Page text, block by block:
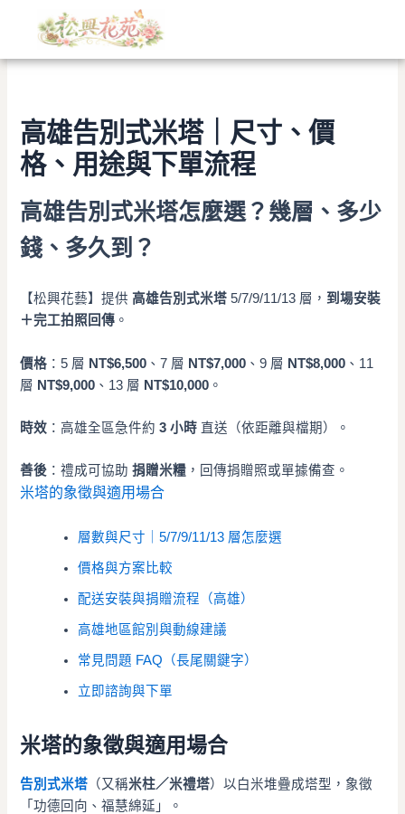
類
高雄告別式米塔｜尺寸、價
格、用途與下單流程
高雄告別式米塔怎麼選？幾層、多少
錢、多久到？
【松興花藝】提供高雄告別式米塔 5/7/9/11/13 層， 到場安裝
＋完工拍照回傳 。
價格 ：5 層 NT$6,500 、7 層 NT$7,000 、9 層 NT$8,000 、11
層 NT$9,000 、13 層 NT$10,000 。
時效 ：高雄全區急件約3 小時 直送（依距離與檔期）。
善後 ：禮成可協助捐贈米糧 ，回傳捐贈照或單據備查。
米塔的象徵與適用場合
層數與尺寸｜5/7/9/11/13 層怎麼選
價格與方案比較
配送安裝與捐贈流程（高雄）
高雄地區館別與動線建議
常見問題 FAQ（長尾關鍵字）
立即諮詢與下單
米塔的象徵與適用場合
告別式米塔 （又稱米柱／米禮塔）以白米堆疊成塔型，象徵
「功德回向、福慧綿延」。